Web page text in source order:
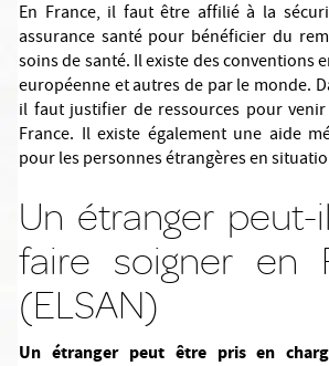
En France, il faut être affilié à la
assurance santé pour bénéficier du
soins de santé. Il existe des conventions
européenne et autres de par le monde.
il faut justifier de ressources pour
France. Il existe également une aide
pour les personnes étrangères en
Un étranger peut-
faire soigner en
(ELSAN)
Un étranger peut être pris en